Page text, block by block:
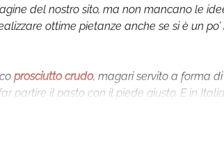
del nostro sito, ma non mancano le
ottime pietanze anche se si è un
prosciutto crudo, magari servito a forma
partire il pasto con il piede giusto. E in